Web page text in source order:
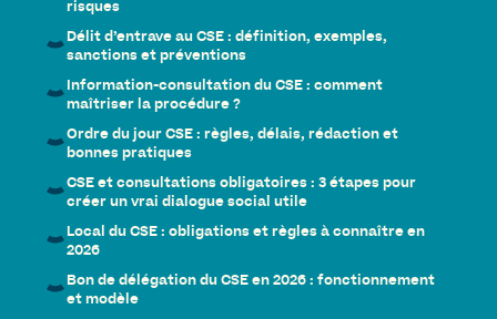
risques
Délit d’entrave au CSE : définition, exemples,
sanctions et préventions
Information-consultation du CSE : comment
maîtriser la procédure ?
Ordre du jour CSE : règles, délais, rédaction et
bonnes pratiques
CSE et consultations obligatoires : 3 étapes pour
créer un vrai dialogue social utile
Local du CSE : obligations et règles à connaître en
2026
Bon de délégation du CSE en 2026 : fonctionnement
et modèle